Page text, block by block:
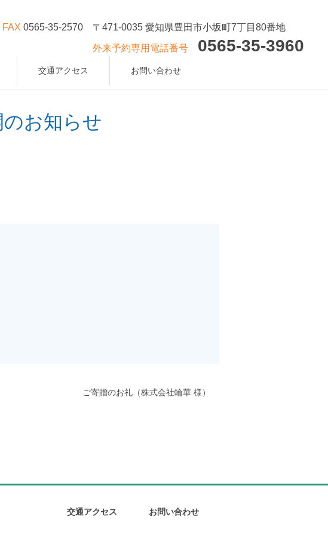
〒471-0035 愛知県豊田市小坂町7丁目80番地
外来予約専用電話番号 0565-35-3960
FAX 0565-35-2570
交通アクセス お問い合わせ
お知らせ
ご寄贈のお礼（株式会社輪華 様）
交通アクセス お問い合わせ